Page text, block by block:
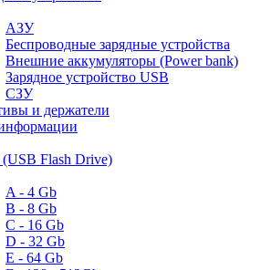
АЗУ
Беспроводные зарядные устройства
Внешние аккумуляторы (Power bank)
Зарядное устройство USB
СЗУ
и держатели
Flash Drive)
A - 4 Gb
B - 8 Gb
C - 16 Gb
D - 32 Gb
E - 64 Gb